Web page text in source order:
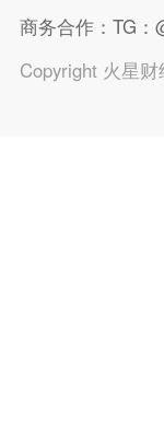
商务合作：TG：
Copyright 火星